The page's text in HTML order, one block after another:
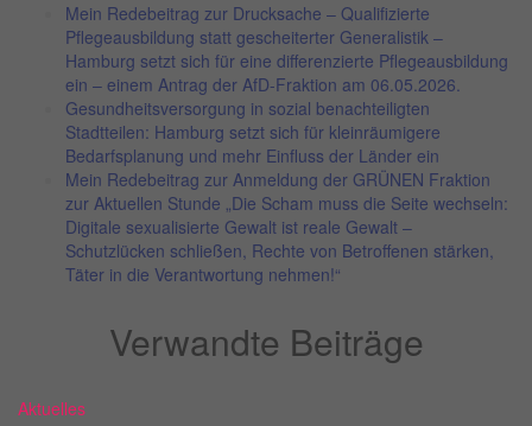
Mein Redebeitrag zur Drucksache – Qualifizierte
Pflegeausbildung statt gescheiterter Generalistik –
Hamburg setzt sich für eine differenzierte Pflegeausbildung
ein – einem Antrag der AfD-Fraktion am 06.05.2026.
Gesundheitsversorgung in sozial benachteiligten
Stadtteilen: Hamburg setzt sich für kleinräumigere
Bedarfsplanung und mehr Einfluss der Länder ein
Mein Redebeitrag zur Anmeldung der GRÜNEN Fraktion
zur Aktuellen Stunde „Die Scham muss die Seite wechseln:
Digitale sexualisierte Gewalt ist reale Gewalt –
Schutzlücken schließen, Rechte von Betroffenen stärken,
Täter in die Verantwortung nehmen!“
Verwandte Beiträge
Aktuelles